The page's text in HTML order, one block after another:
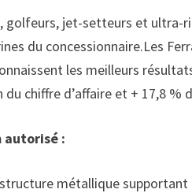
jet-setteurs et ultra-
du concessionnaire.Les
les meilleurs
chiffre d’affaire et + 17,8 %
autorisé :
métallique supportant